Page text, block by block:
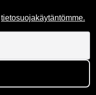
tietosuojakäytäntömme.